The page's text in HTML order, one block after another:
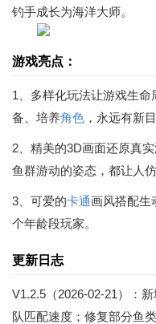
钓手成长为海洋大师。
游戏亮点：
1、多样化玩法让游戏生
备、培养角色 ，永远有新
2、精美的3D画面还原真
鱼群游动的姿态，都让人
3、可爱的卡通画风搭配生
个年龄段玩家。
更新日志
V1.2.5（2026-02-21）：
队匹配速度；修复部分鱼